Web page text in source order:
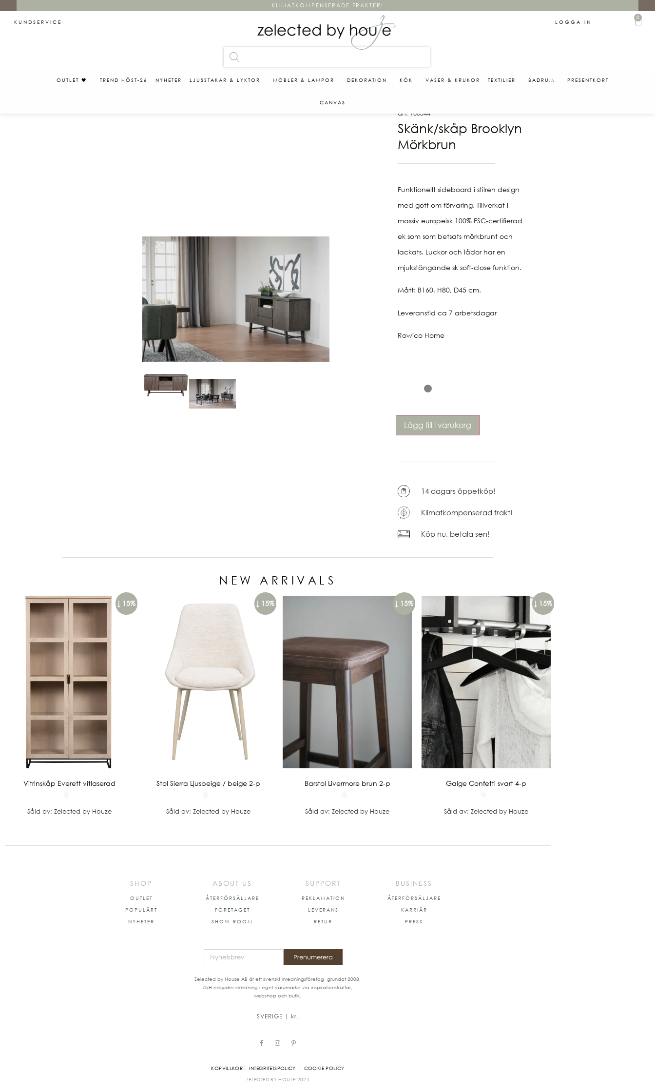
KLIMATKOMPENSERADE FRAKTER!
KUNDSERVICE LOGGA IN
0
OUTLET 🖤 TREND HÖST-26 NYHETER LJUSSTAKAR & LYKTOR MÖBLER & LAMPOR DEKORATION KÖK VASER & KRUKOR TEXTILIER BADRUM PRESENTKORT
CANVAS
art. 108544
Skänk/skåp Brooklyn
Mörkbrun
Funktionellt sideboard i stilren design
med gott om förvaring. Tillverkat i
massiv europeisk 100% FSC-certifierad
ek som som betsats mörkbrunt och
lackats. Luckor och lådor har en
mjukstängande sk soft-close funktion.
Mått: B160, H80, D45 cm.
Leveranstid ca 7 arbetsdagar
Rowico Home
Lägg till i varukorg
14 dagars öppetköp!
Klimatkompenserad frakt!
Köp nu, betala sen!
NEW ARRIVALS
↓ 15%
Vitrinskåp Everett vitlaserad
Såld av: Zelected by Houze
↓ 15%
Stol Sierra Ljusbeige / beige 2-p
Såld av: Zelected by Houze
↓ 15%
Barstol Livermore brun 2-p
Såld av: Zelected by Houze
↓ 15%
Galge Confetti svart 4-p
Såld av: Zelected by Houze
SHOP
OUTLET
POPULÄRT
NYHETER
ABOUT US
ÅTERFÖRSÄLJARE
FÖRETAGET
SHOW ROOM
SUPPORT
REKLAMATION
LEVERANS
RETUR
BUSINESS
ÅTERFÖRSÄLJARE
KARRIÄR
PRESS
Prenumerera
Zelected by Houze AB är ett svenskt inredningsföretag, grundat 2008.
ZbH erbjuder inredning i eget varumärke via inspirationsträffar,
webshop och butik.
SVERIGE | kr.
KÖPVILLKOR |INTEGRITETSPOLICY |
COOKIE POLICY
ZELECTED BY HOUZE 2024